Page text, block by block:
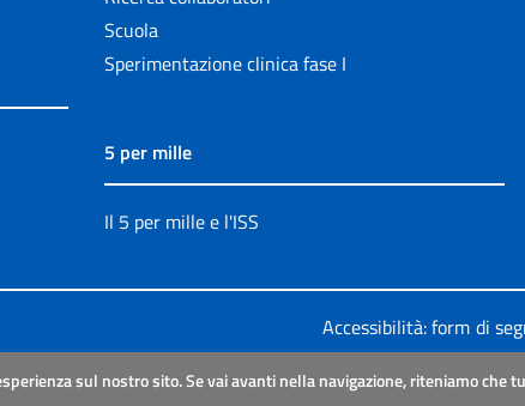
Scuola
Sperimentazione clinica fase I
5 per mille
Il 5 per mille e l'ISS
Accessibilità: form di
Legali|Sitemap
sul nostro sito. Se vai avanti nella navigazione, riteniamo che